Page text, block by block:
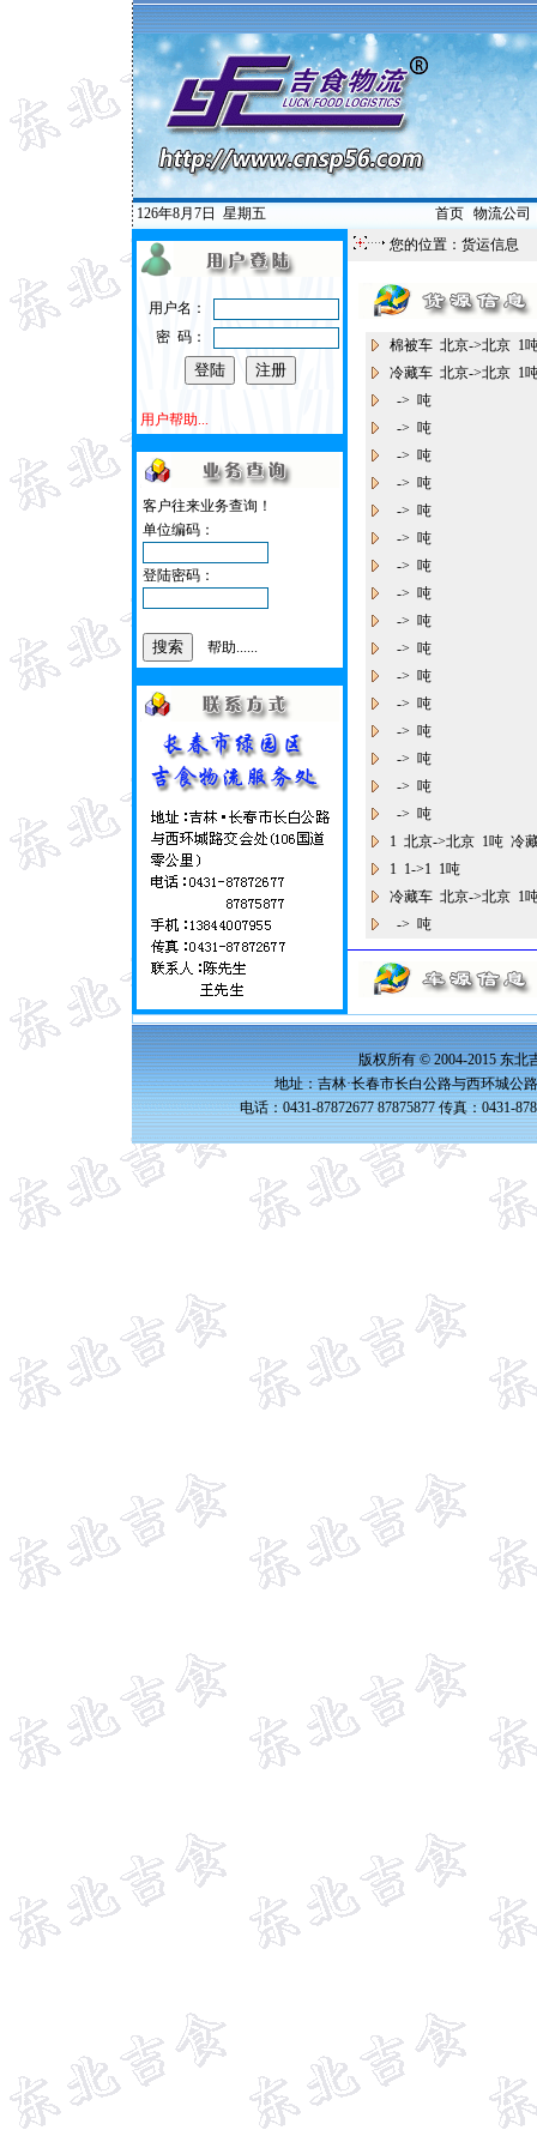
126年8月7日 星期五 首页| 物流公司
用户名：
密 码：
用户帮助...
客户往来业务查询！
单位编码：
登陆密码：
帮助......
您的位置： 货运信息
棉被车 北京->北京 1
冷藏车 北京->北京 1
-> 吨
-> 吨
-> 吨
-> 吨
-> 吨
-> 吨
-> 吨
-> 吨
-> 吨
-> 吨
-> 吨
-> 吨
-> 吨
-> 吨
-> 吨
-> 吨
1 北京->北京 1吨 冷
1 1->1 1吨
冷藏车 北京->北京 1
-> 吨
版权所有 © 2004-2015 东北
地址：吉林·长春市长白公路与西环城公
电话：0431-87872677 87875877 传真：0431-